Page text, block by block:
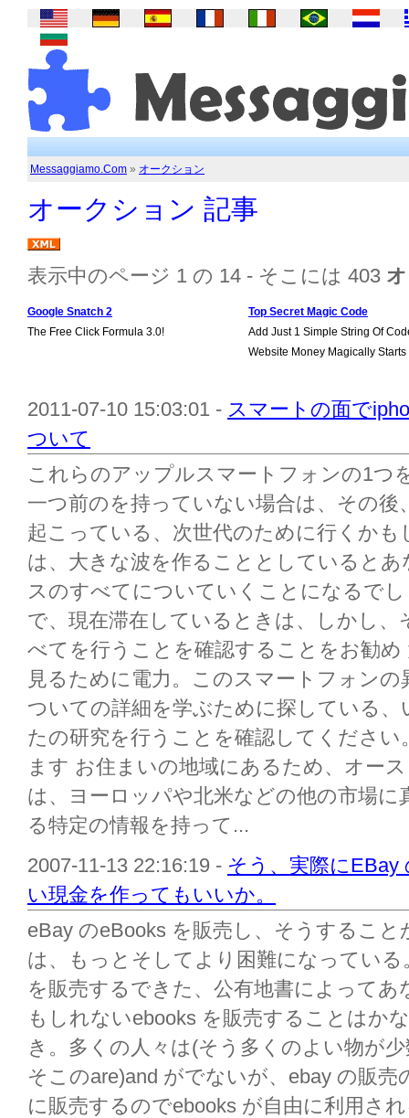
Messaggiamo.Com » オークション
オークション 記事
表示中のページ 1 の 14 - そこには 403
Google Snatch 2
The Free Click Formula 3.0!
Top Secret Magic Code
Add Just 1 Simple String Of
Website Money Magically Starts
2011-07-10 15:03:01 - スマートの面で
ついて
これらのアップルスマートフォンの1つ
一つ前のを持っていない場合は、その
起こっている、次世代のために行くか
は、大きな波を作ることとしていると
スのすべてについていくことになるで
で、現在滞在しているときは、しかし
べてを行うことを確認することをお勧
見るために電力。このスマートフォン
ついての詳細を学ぶために探している
たの研究を行うことを確認してくださ
ます お住まいの地域にあるため、オー
は、ヨーロッパや北米などの他の市場
る特定の情報を持って...
2007-11-13 22:16:19 - そう、実際にEBay
い現金を作ってもいいか。
eBay のeBooks を販売し、そうするこ
は、もっとそしてより困難になってい
を販売するできた、公有地書によって
もしれないebooks を販売することはか
き。多くの人々は(そう多くのよい物が
そこのare)and がでないが、ebay の販
に販売するのでebooks が自由に利用さ